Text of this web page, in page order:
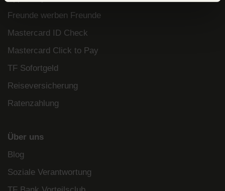
Freunde werben Freunde
Mastercard ID Check
Mastercard Click to Pay
TF Sofortgeld
Reiseversicherung
Ratenzahlung
Über uns
Blog
Soziale Verantwortung